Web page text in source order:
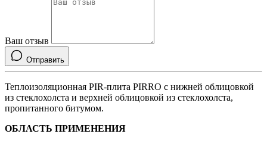
Ваш отзыв
Отправить
Теплоизоляционная PIR-плита PIRRO с нижней облицовкой
из стеклохолста и верхней облицовкой из стеклохолста,
пропитанного битумом.
ОБЛАСТЬ ПРИМЕНЕНИЯ